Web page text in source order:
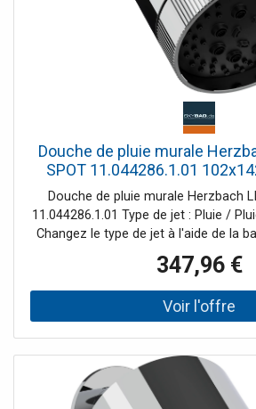
Douche de pluie murale
SPOT 11.044286.1.01
Douche de pluie murale Herzbach
11.044286.1.01 Type de jet : Pluie /
Changez le type de jet à l'aide de la
de douche Dimensions 102 mm x 142
panneau mural rond Ø 70 mm et
pommeau de douche centré angle
pomme de douche peut être inclinée
bars Pluie douce environ. 7 l/min à
environ 6 l/min à 3 bars
347,96 €